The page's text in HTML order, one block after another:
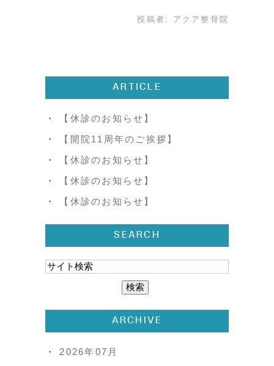
投稿者: アクア整骨院
ARTICLE
【休診のお知らせ】
【開院11周年のご挨拶】
【休診のお知らせ】
【休診のお知らせ】
【休診のお知らせ】
SEARCH
ARCHIVE
2026年07月